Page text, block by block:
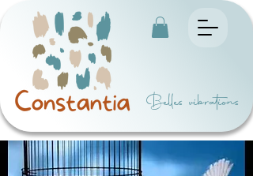
Belles vibrations